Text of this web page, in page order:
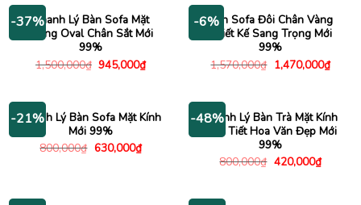
840,000₫.
-37%Thanh Lý Bàn Sofa Mặt
Trắng Oval Chân Sắt Mới
99%
1,500,000₫ Giá
945,000₫Giá
hiện
945,000₫.
-6%Bàn Sofa Đôi Chân Vàng
Thiết Kế Sang Trọng Mới
99%
1,570,000₫ Giá
gốc
1,470,000₫Giá
hiện
-21%
Thanh Lý Bàn Sofa Mặt Kính
Mới 99%
800,000₫ Giá
630,000₫Giá
hiện
-48%
Thanh Lý Bàn Trà Mặt Kính
Họa Tiết Hoa Văn Đẹp Mới
99%
800,000₫ Giá
420,000₫Giá
hiện